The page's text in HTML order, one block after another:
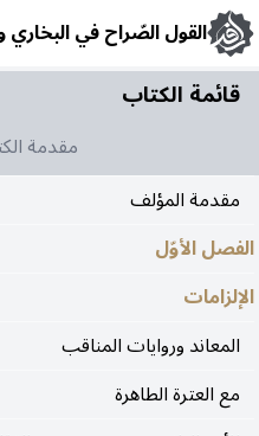
القول الصّراح في
قائمة الکتاب
مقدمة
مقدمة المؤلف
الفصل الأوّل
الإلزامات
المعاند وروايات المناقب
مع العترة الطاهرة
وأما قولك : أن أمير
عثمان فهو كذب ، وزور ،
علمت أن أبا الحسن بذل